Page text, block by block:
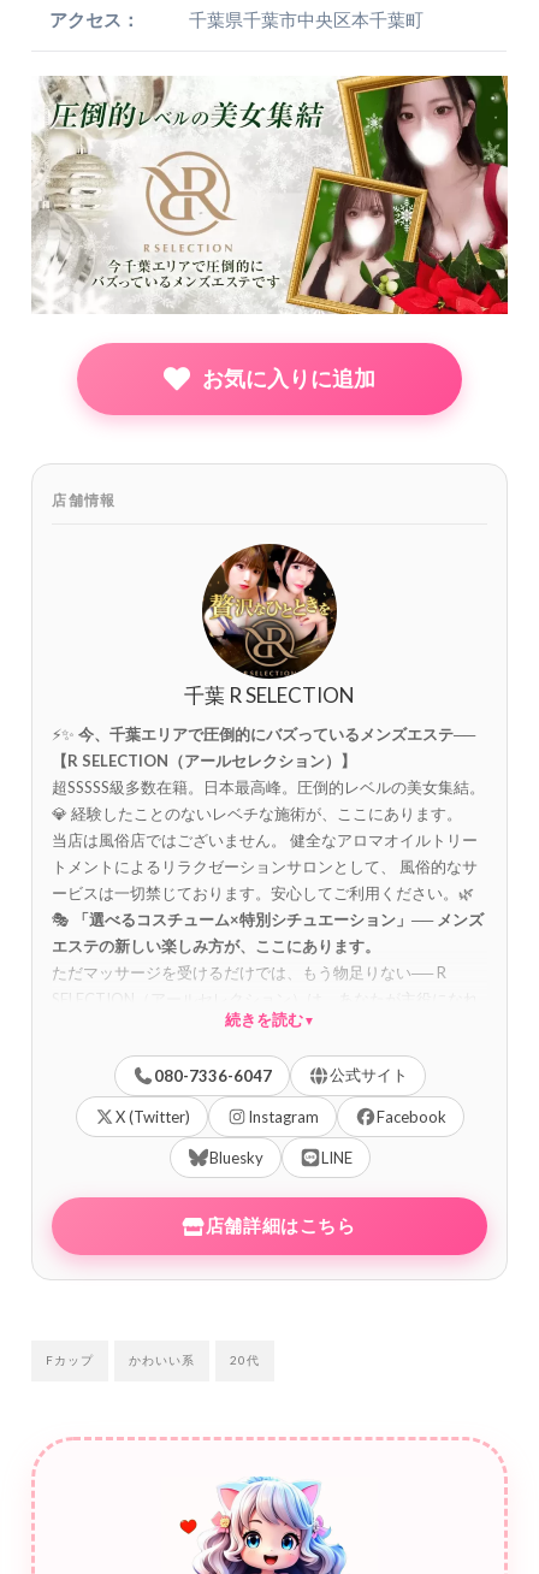
アクセス： 千葉県千葉市中央区本千葉町
お気に入りに追加
店舗情報
千葉 R SELECTION
⚡✨今、千葉エリアで圧倒的にバズっているメンズエステ──
【R SELECTION（アールセレクション）】
超SSSSS級多数在籍。日本最高峰。圧倒的レベルの美女集結。
💎 経験したことのないレベチな施術が、ここにあります。
当店は風俗店ではございません。 健全なアロマオイルトリー
トメントによるリラクゼーションサロンとして、 風俗的なサ
ービスは一切禁じております。安心してご利用ください。🌿
🎭
「選べるコスチューム×特別シチュエーション」── メンズ
エステの新しい楽しみ方が、ここにあります。
ただマッサージを受けるだけでは、もう物足りない── R
SELECTION（アールセレクション）は、あなたが主役になれ
コンセプトセレクト型メンズエステ
とシチュエーションを自由に選んで、セラピストと一緒に非
日常の空間を創り上げてください。
選べるシチュエーション例
制服── 放課後の教室で先輩・先生との特別な時間 💉ナー
── 診察室で優しくケアしてもらう安心感 🏠
屋敷で主人様のお疲れをそっと癒す 🏃ブルマ
動後のリフレッシュ 🚔ポリス
── 取り締まり・尋問風のドキ
ドキ緊張感体験
※迷った方は「おまかせ or ノーマル」も選べます💗
な非日常体験ができるメンズエステがあったのか」── 一度体
空間へ──⚡ ぜひ【R SELECTION（アールセレクション）】で
贅沢なひとときをお過ごしください。 スタッフ・セラピスト
一同、皆さまのご来店を心よりお待ちしております。
続きを読む▼
080-7336-6047 公式サイト
X (Twitter) Instagram Facebook
Bluesky LINE
店舗詳細はこちら
Fカップ かわいい系 20代